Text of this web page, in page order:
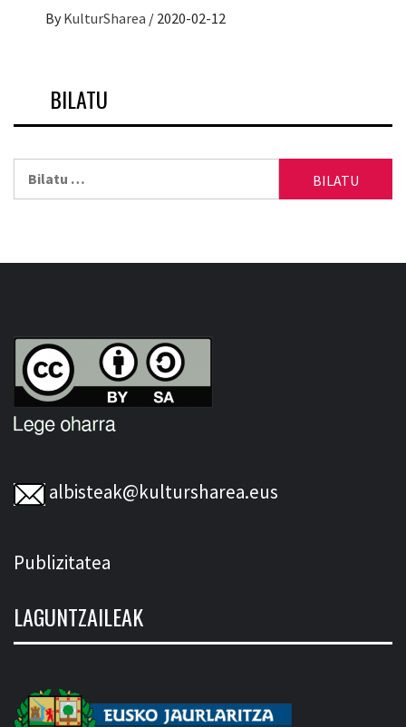
By KulturSharea / 2020-02-12
BILATU
albisteak@kultursharea.eus
Publizitatea
LAGUNTZAILEAK